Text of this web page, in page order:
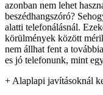
azonban nem lehet
beszédhangszóró?
alatti telefonálásnál.
körülmények között
nem állhat fent a
es jó telefonunk, mint
+ Alaplapi javításoknál